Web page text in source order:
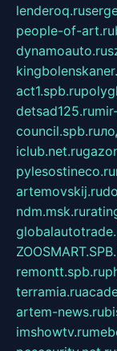
lenderoq.ru
people-of-art.ru
dynamoauto.ru
act1.spb.ru
detsad125.ru
council.spb.ru
iclub.net.ru
pylesostineco.ru
artemovskij.ru
ndm.msk.ru
remontt.spb.ru
terramia.ru
artem-news.ru
imshowtv.ru